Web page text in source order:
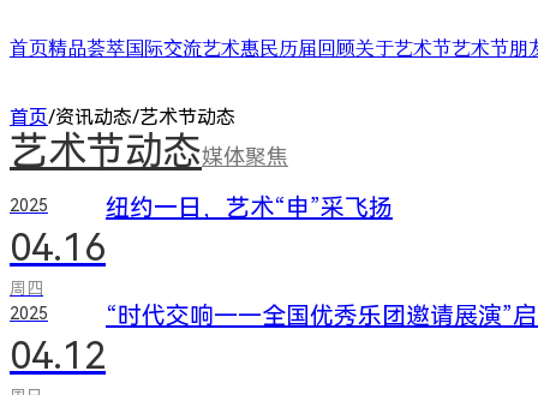
首页精品荟萃
舞台演出
展/博览
扶青计划
城市联动
国际交流
国际演艺大会
国际对话
项目出海
艺术惠民
艺术天空
艺术教育
历届回顾
第二十二届（2023）
关于艺术节艺术节朋
首页/资讯动态/艺术节动态
艺术节动态媒体聚焦
2025
04.16
周四
纽约一日，艺术“申”采飞扬
2025
04.12
“时代交响——全国优秀乐团邀请展演”